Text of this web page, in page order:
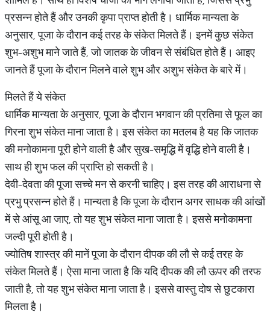
प्रसन्न होते हैं और उनकी कृपा प्राप्त होती है। धार्मिक मान्यता के
अनुसार, पूजा के दौरान कई तरह के संकेत मिलते हैं। इनमें कुछ संकेत
शुभ-अशुभ माने जाते हैं, जो जातक के जीवन से संबंधित होते हैं। आइए
जानते हैं पूजा के दौरान मिलने वाले शुभ और अशुभ संकेत के बारे में।
मिलते हैं ये संकेत
धार्मिक मान्यता के अनुसार, पूजा के दौरान भगवान की प्रतिमा से फूल का
गिरना शुभ संकेत माना जाता है। इस संकेत का मतलब है यह कि जातक
की मनोकामना पूरी होने वाली है और सुख-समृद्धि में वृद्धि होने वाली है।
साथ ही शुभ फल की प्राप्ति हो सकती है।
देवी-देवता की पूजा सच्चे मन से करनी चाहिए। इस तरह की आराधना से
प्रभु प्रसन्न होते हैं। मान्यता है कि पूजा के दौरान अगर साधक की आंखों
में से आंसू आ जाए, तो यह शुभ संकेत माना जाता है। इससे मनोकामना
जल्दी पूरी होती है।
ज्योतिष शास्त्र की मानें पूजा के दौरान दीपक की लौ से कई तरह के
संकेत मिलते हैं। ऐसा माना जाता है कि यदि दीपक की लौ ऊपर की तरफ
जाती है, तो यह शुभ संकेत माना जाता है। इससे वास्तु दोष से छुटकारा
मिलता है।